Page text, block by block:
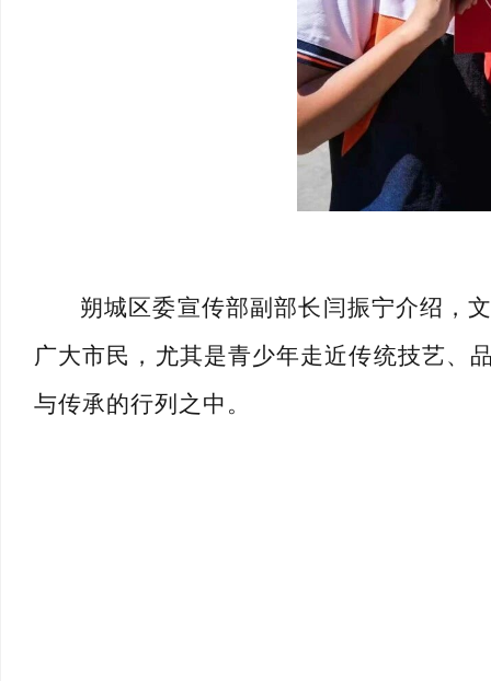
朔城区委宣传部副部长闫振宁介绍，
广大市民，尤其是青少年走近传统技艺、
与传承的行列之中。